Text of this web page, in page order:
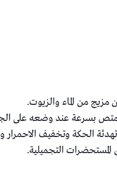
من الماء والزيوت.
بسرعة عند وضعه على
الحكة وتخفيف الاحمرار
التجميلية.